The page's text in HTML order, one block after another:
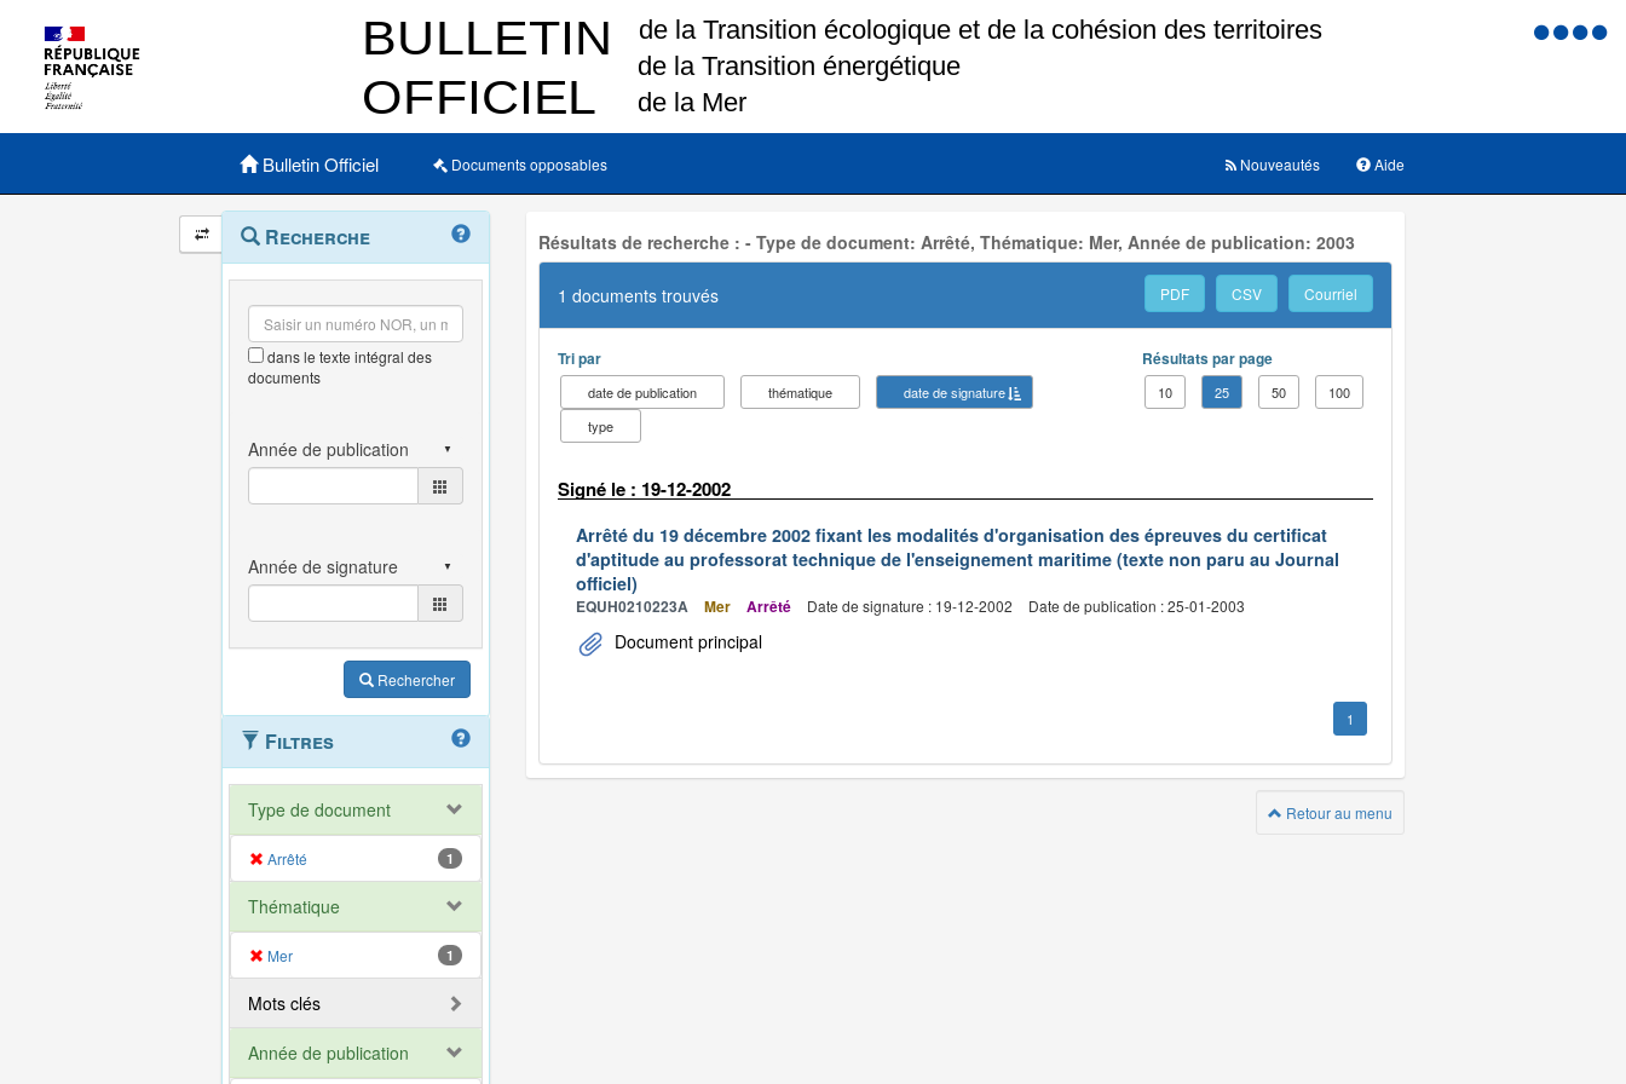
Menu
Menu principal
Bulletin Officiel Documents opposables Aide
Nouveautés
Navigation
et
outils
annexes
Menu
contextuel
Recherche
dans le texte intégral des
documents
Rechercher
Filtres
Type de document
Arrêté 1
Thématique
Mer 1
Mots clés
Année de publication
Résultats de recherche : - Type de document: Arrêté, Thématique: Mer, Année de publication: 2003
1 documents trouvés PDF CSV Courriel
Tri par
date de publication thématique
date de signature
type
Résultats par page
10 25 50 100
Signé le : 19-12-2002
Arrêté du 19 décembre 2002 fixant les modalités d'organisation des épreuves du certificat
d'aptitude au professorat technique de l'enseignement maritime (texte non paru au Journal
officiel)
EQUH0210223A Mer Arrêté Date de signature : 19-12-2002 Date de publication : 25-01-2003
Document principal
1
Retour au menu